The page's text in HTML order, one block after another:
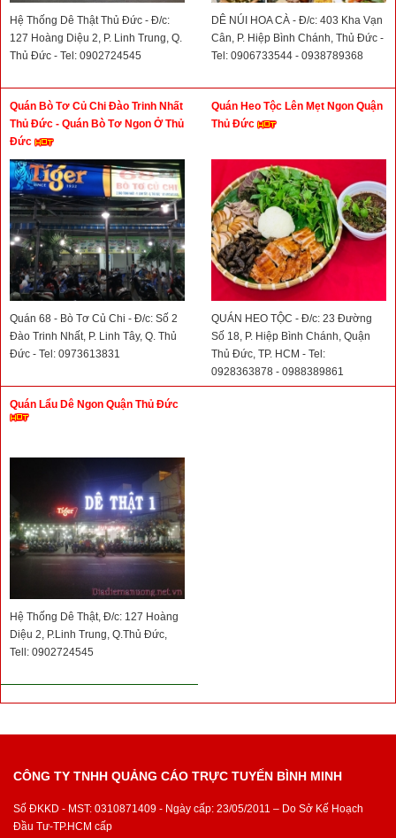
Hệ Thống Dê Thật Thủ Đức - Đ/c:
127 Hoàng Diệu 2, P. Linh Trung, Q.
Thủ Đức - Tel: 0902724545
DÊ NÚI HOA CÀ - Đ/c: 403 Kha Vạn
Cân, P. Hiệp Bình Chánh, Thủ Đức -
Tel: 0906733544 - 0938789368
Quán Bò Tơ Củ Chi Đào Trinh Nhất
Thủ Đức - Quán Bò Tơ Ngon Ở Thủ
Đức
Quán 68 - Bò Tơ Củ Chi - Đ/c: Số 2
Đào Trinh Nhất, P. Linh Tây, Q. Thủ
Đức - Tel: 0973613831
Quán Heo Tộc Lên Mẹt Ngon Quận
Thủ Đức
QUÁN HEO TỘC - Đ/c: 23 Đường
Số 18, P. Hiệp Bình Chánh, Quận
Thủ Đức, TP. HCM - Tel:
0928363878 - 0988389861
Quán Lẩu Dê Ngon Quận Thủ Đức
Hệ Thống Dê Thật, Đ/c: 127 Hoàng
Diệu 2, P.Linh Trung, Q.Thủ Đức,
Tell: 0902724545
CÔNG TY TNHH QUẢNG CÁO TRỰC TUYẾN BÌNH MINH
Số ĐKKD - MST: 0310871409 - Ngày cấp: 23/05/2011 – Do Sở Kế Hoạch
Đầu Tư-TP.HCM cấp